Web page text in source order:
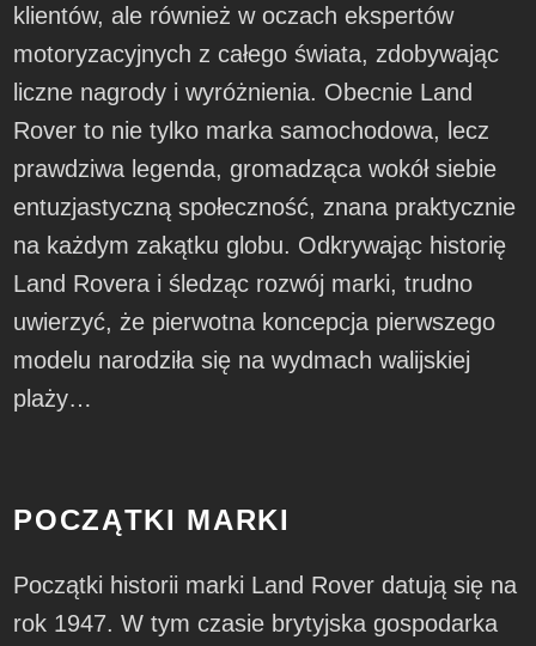
klientów, ale również w oczach ekspertów
motoryzacyjnych z całego świata, zdobywając
liczne nagrody i wyróżnienia. Obecnie Land
Rover to nie tylko marka samochodowa, lecz
prawdziwa legenda, gromadząca wokół siebie
entuzjastyczną społeczność, znana praktycznie
na każdym zakątku globu. Odkrywając historię
Land Rovera i śledząc rozwój marki, trudno
uwierzyć, że pierwotna koncepcja pierwszego
modelu narodziła się na wydmach walijskiej
plaży…
POCZĄTKI MARKI
Początki historii marki Land Rover datują się na
rok 1947. W tym czasie brytyjska gospodarka